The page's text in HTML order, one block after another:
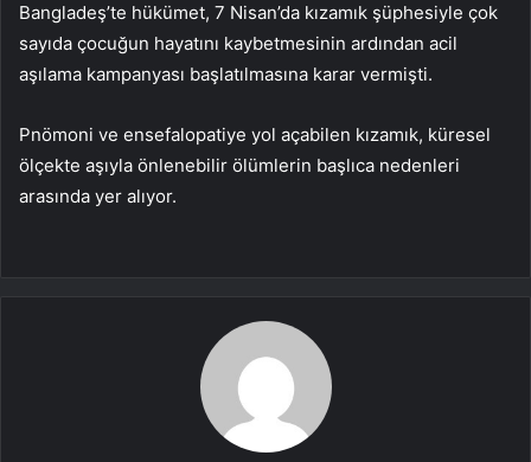
Bangladeş’te hükümet, 7 Nisan’da kızamık şüphesiyle çok
sayıda çocuğun hayatını kaybetmesinin ardından acil
aşılama kampanyası başlatılmasına karar vermişti.
Pnömoni ve ensefalopatiye yol açabilen kızamık, küresel
ölçekte aşıyla önlenebilir ölümlerin başlıca nedenleri
arasında yer alıyor.